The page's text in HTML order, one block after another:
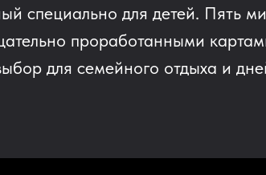
специально для детей. Пять
проработанными
для семейного отдыха и